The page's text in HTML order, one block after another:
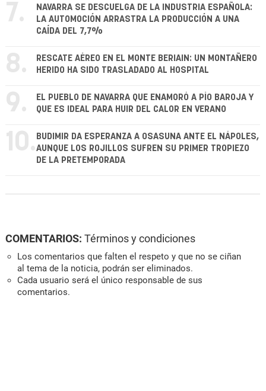
7.
NAVARRA SE DESCUELGA DE LA INDUSTRIA ESPAÑOLA:
LA AUTOMOCIÓN ARRASTRA LA PRODUCCIÓN A UNA
CAÍDA DEL 7,7%
8.
RESCATE AÉREO EN EL MONTE BERIAIN: UN MONTAÑERO
HERIDO HA SIDO TRASLADADO AL HOSPITAL
9.
EL PUEBLO DE NAVARRA QUE ENAMORÓ A PÍO BAROJA Y
QUE ES IDEAL PARA HUIR DEL CALOR EN VERANO
10. BUDIMIR DA ESPERANZA A OSASUNA ANTE EL NÁPOLES,
AUNQUE LOS ROJILLOS SUFREN SU PRIMER TROPIEZO
DE LA PRETEMPORADA
COMENTARIOS: Términos y condiciones
Los comentarios que falten el respeto y que no se ciñan
al tema de la noticia, podrán ser eliminados.
Cada usuario será el único responsable de sus
comentarios.